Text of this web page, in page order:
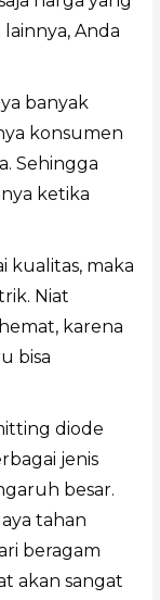
Anda
banyak
konsumen
Sehingga
ketika
kualitas, maka
Niat
karena
bisa
diode
jenis
besar.
tahan
beragam
akan sangat